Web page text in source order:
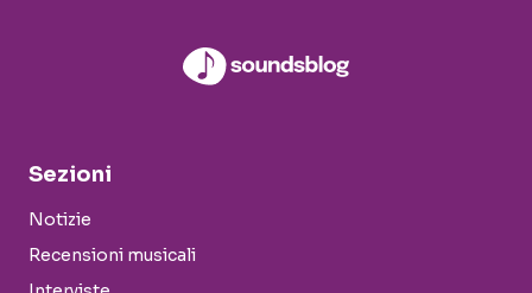
Sezioni
Notizie
Recensioni musicali